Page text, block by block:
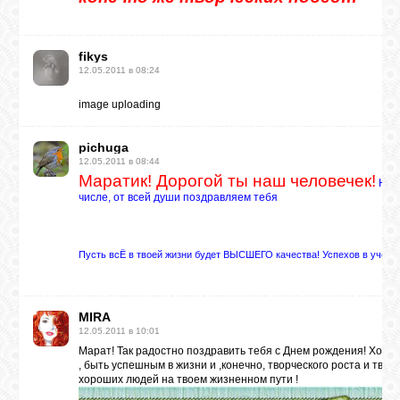
fikys
12.05.2011 в 08:24
image uploading
pichuga
12.05.2011 в 08:44
Маратик! Дорогой ты наш человечек!
числе, от всей души поздравляем тебя
Пусть всЁ в твоей жизни будет ВЫСШЕГО качества! Успехов в
MIRA
12.05.2011 в 10:01
Марат! Так радостно поздравить тебя с Днем рождения! Хочу
, быть успешным в жизни и ,конечно, творческого роста и
хороших людей на твоем жизненном пути !